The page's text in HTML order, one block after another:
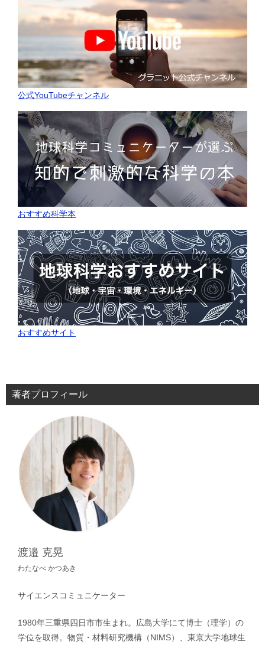
公式YouTubeチャンネル
おすすめ科学本
おすすめサイト
著者プロフィール
渡邉 克晃
わたなべ かつあき
サイエンスコミュニケーター
1980年三重県四日市市生まれ。広島大学にて博士（理学）の
学位を取得。物質・材料研究機構（NIMS）、東京大学地球生